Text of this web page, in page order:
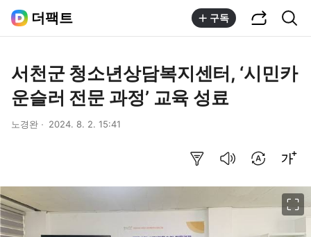
더팩트 구독
서천군 청소년상담복지센터, ‘시민카
운슬러 전문 과정’ 교육 성료
노경완 2024. 8. 2. 15:41